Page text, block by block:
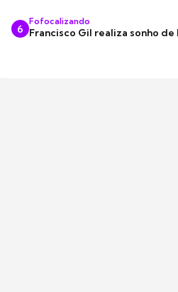
6
Fofocalizando
Francisco Gil realiza sonho